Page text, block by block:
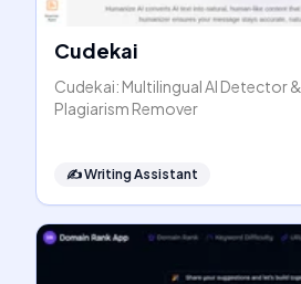
Cudekai
Cudekai: Multilingual AI Detector
Plagiarism Remover
✍️Writing Assistant